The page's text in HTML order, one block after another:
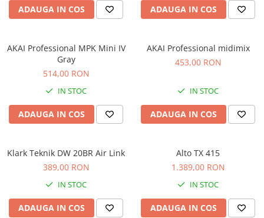
Subwoofere de studio
Accesorii pentru lumini
Cabluri de Alimentare
Case-uri de lumini
Comenzi si controllere
Efecte de lumini
Masini de fum si ceata
Mixere DMX
Moving Head-uri
ADAUGA IN COS ADAUGA IN COS
AKAI Professional MPK Mini IV
Gray
514,00 RON
IN STOC
ADAUGA IN COS
AKAI Professional midimix
453,00 RON
IN STOC
ADAUGA IN COS
Klark Teknik DW 20BR Air Link
389,00 RON
IN STOC
ADAUGA IN COS
Alto TX 415
1.389,00 RON
IN STOC
ADAUGA IN COS